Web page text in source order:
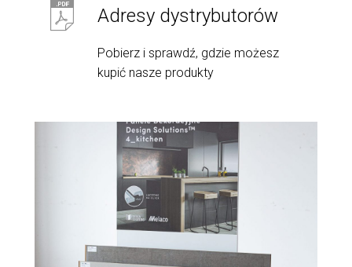
Adresy dystrybutorów
Pobierz i sprawdź, gdzie możesz
kupić nasze produkty